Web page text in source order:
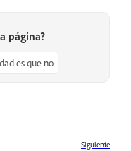
página?
es que no
Siguiente